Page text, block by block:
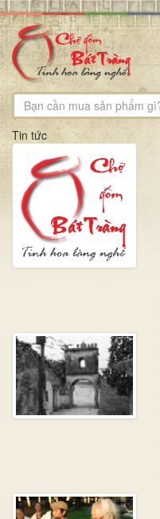
Tin tức